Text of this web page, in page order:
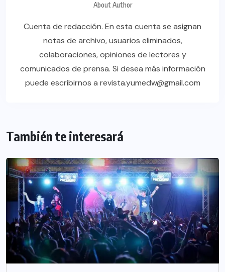
About Author
Cuenta de redacción. En esta cuenta se asignan
notas de archivo, usuarios eliminados,
colaboraciones, opiniones de lectores y
comunicados de prensa. Si desea más información
puede escribirnos a revista.yumedw@gmail.com
También te interesará